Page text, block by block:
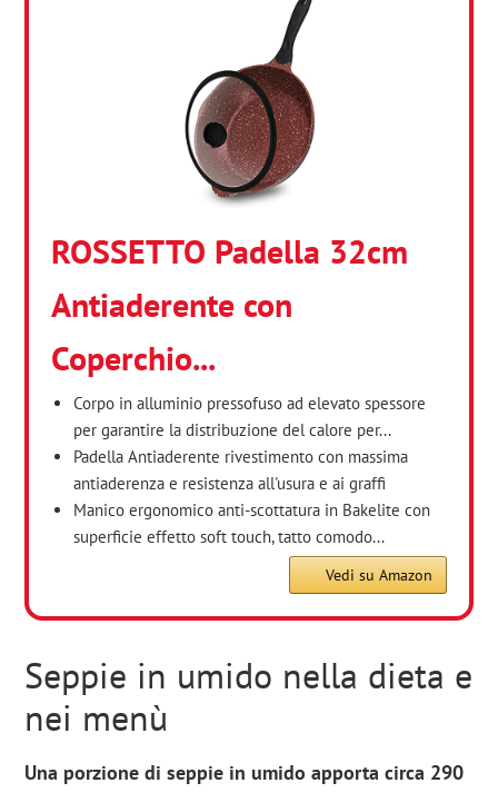
ROSSETTO Padella 32cm
Antiaderente con
Coperchio...
Corpo in alluminio pressofuso ad elevato spessore
per garantire la distribuzione del calore per...
Padella Antiaderente rivestimento con massima
antiaderenza e resistenza all'usura e ai graffi
Manico ergonomico anti-scottatura in Bakelite con
superficie effetto soft touch, tatto comodo...
Vedi su Amazon
Seppie in umido nella dieta e
nei menù
Una porzione di seppie in umido apporta circa 290